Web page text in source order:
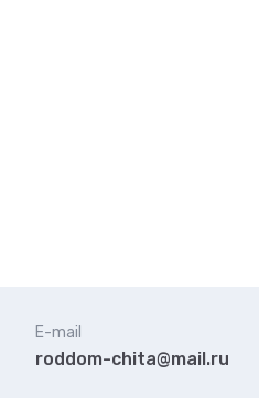
E-mail
roddom-chita@mail.ru